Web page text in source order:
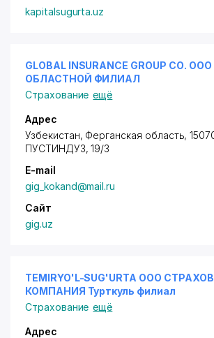
kapitalsugurta.uz
GLOBAL INSURANCE GROUP СО.
ОБЛАСТНОЙ ФИЛИАЛ
Страхование ещё
Адрес
Узбекистан, Ферганская область,
ПУСТИНДУЗ, 19/3
E-mail
gig_kokand@mail.ru
Сайт
gig.uz
TEMIRYO'L-SUG'URTA ООО
КОМПАНИЯ Турткуль филиал
Страхование ещё
Адрес